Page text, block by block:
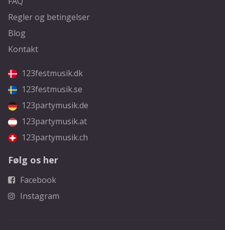
Regler og betingelser
Blog
Kontakt
123festmusik.dk
123festmusik.se
123partymusik.de
123partymusik.at
123partymusik.ch
Følg os her
Facebook
Instagram